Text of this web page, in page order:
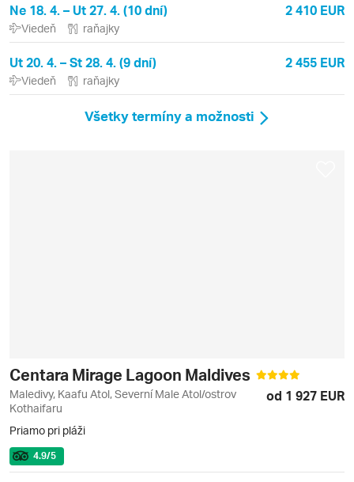
Ne 18. 4. – Ut 27. 4. (10 dní) 2 410 EUR
Viedeň raňajky
Ut 20. 4. – St 28. 4. (9 dní) 2 455 EUR
Viedeň raňajky
Všetky termíny a možnosti
Centara Mirage Lagoon Maldives
Maledivy, Kaafu Atol, Severní Male Atol/ostrov
Kothaifaru
od 1 927 EUR
Priamo pri pláži
4.9/5